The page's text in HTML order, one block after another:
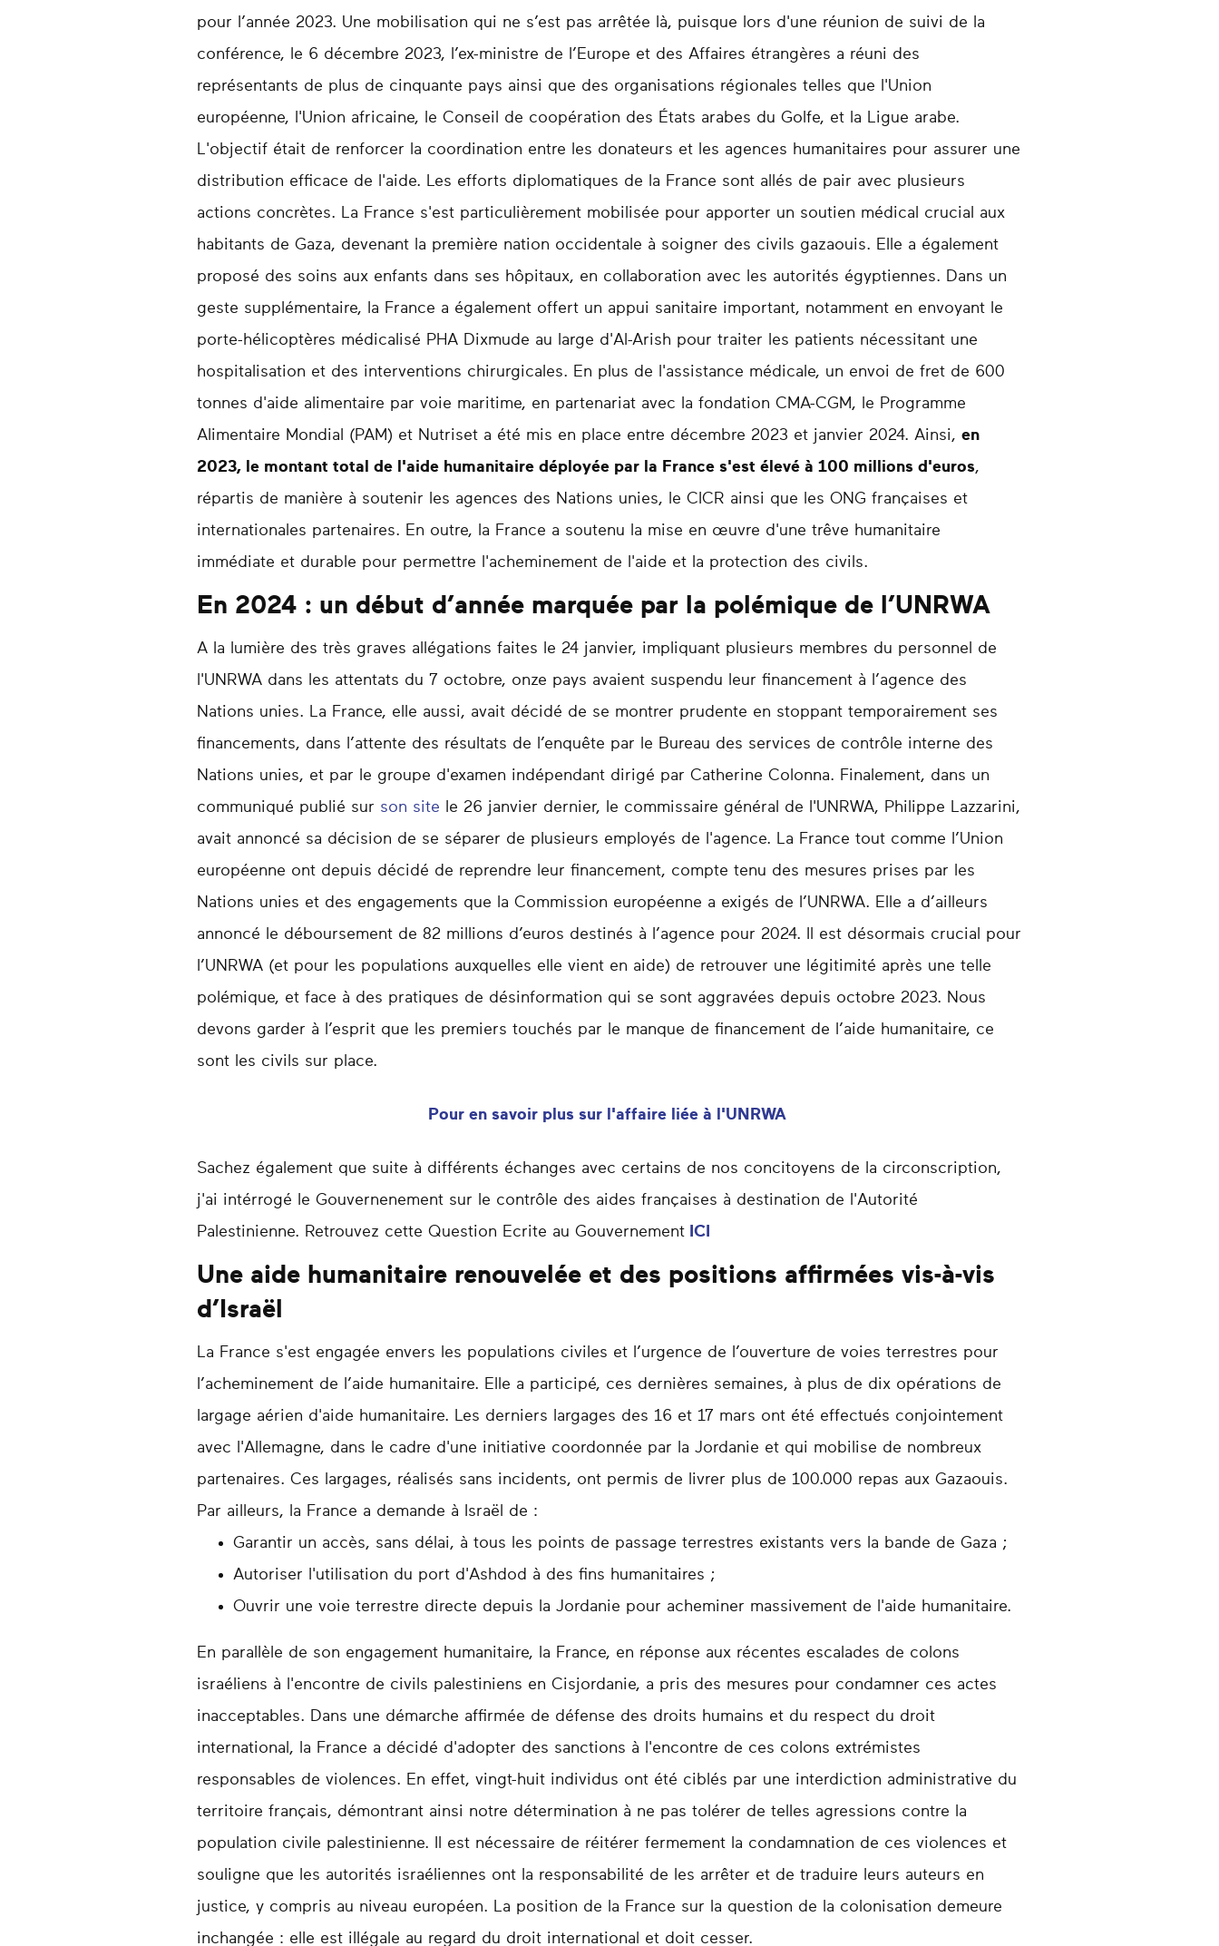
pour l’année 2023. Une mobilisation qui ne s’est pas arrêtée là, puisque lors d'une réunion de suivi de la
conférence, le 6 décembre 2023, l’ex-ministre de l’Europe et des Affaires étrangères a réuni des
représentants de plus de cinquante pays ainsi que des organisations régionales telles que l'Union
européenne, l'Union africaine, le Conseil de coopération des États arabes du Golfe, et la Ligue arabe.
L'objectif était de renforcer la coordination entre les donateurs et les agences humanitaires pour assurer une
distribution efficace de l'aide. Les efforts diplomatiques de la France sont allés de pair avec plusieurs
actions concrètes. La France s'est particulièrement mobilisée pour apporter un soutien médical crucial aux
habitants de Gaza, devenant la première nation occidentale à soigner des civils gazaouis. Elle a également
proposé des soins aux enfants dans ses hôpitaux, en collaboration avec les autorités égyptiennes. Dans un
geste supplémentaire, la France a également offert un appui sanitaire important, notamment en envoyant le
porte-hélicoptères médicalisé PHA Dixmude au large d'Al-Arish pour traiter les patients nécessitant une
hospitalisation et des interventions chirurgicales. En plus de l'assistance médicale, un envoi de fret de 600
tonnes d'aide alimentaire par voie maritime, en partenariat avec la fondation CMA-CGM, le Programme
Alimentaire Mondial (PAM) et Nutriset a été mis en place entre décembre 2023 et janvier 2024. Ainsi, en
2023, le montant total de l'aide humanitaire déployée par la France s'est élevé à 100 millions d'euros,
répartis de manière à soutenir les agences des Nations unies, le CICR ainsi que les ONG françaises et
internationales partenaires. En outre, la France a soutenu la mise en œuvre d'une trêve humanitaire
immédiate et durable pour permettre l'acheminement de l'aide et la protection des civils.
En 2024 : un début d’année marquée par la polémique de l’UNRWA
A la lumière des très graves allégations faites le 24 janvier, impliquant plusieurs membres du personnel de
l'UNRWA dans les attentats du 7 octobre, onze pays avaient suspendu leur financement à l’agence des
Nations unies. La France, elle aussi, avait décidé de se montrer prudente en stoppant temporairement ses
financements, dans l’attente des résultats de l’enquête par le Bureau des services de contrôle interne des
Nations unies, et par le groupe d'examen indépendant dirigé par Catherine Colonna. Finalement, dans un
communiqué publié sur son site le 26 janvier dernier, le commissaire général de l'UNRWA, Philippe Lazzarini,
avait annoncé sa décision de se séparer de plusieurs employés de l'agence. La France tout comme l’Union
européenne ont depuis décidé de reprendre leur financement, compte tenu des mesures prises par les
Nations unies et des engagements que la Commission européenne a exigés de l’UNRWA. Elle a d’ailleurs
annoncé le déboursement de 82 millions d’euros destinés à l’agence pour 2024. Il est désormais crucial pour
l’UNRWA (et pour les populations auxquelles elle vient en aide) de retrouver une légitimité après une telle
polémique, et face à des pratiques de désinformation qui se sont aggravées depuis octobre 2023. Nous
devons garder à l’esprit que les premiers touchés par le manque de financement de l’aide humanitaire, ce
sont les civils sur place.
Pour en savoir plus sur l'affaire liée à l'UNRWA
Sachez également que suite à différents échanges avec certains de nos concitoyens de la circonscription,
j'ai intérrogé le Gouvernenement sur le contrôle des aides françaises à destination de l'Autorité
Palestinienne. Retrouvez cette Question Ecrite au Gouvernement ICI
Une aide humanitaire renouvelée et des positions affirmées vis-à-vis
d’Israël
La France s'est engagée envers les populations civiles et l’urgence de l’ouverture de voies terrestres pour
l’acheminement de l’aide humanitaire. Elle a participé, ces dernières semaines, à plus de dix opérations de
largage aérien d'aide humanitaire. Les derniers largages des 16 et 17 mars ont été effectués conjointement
avec l'Allemagne, dans le cadre d'une initiative coordonnée par la Jordanie et qui mobilise de nombreux
partenaires. Ces largages, réalisés sans incidents, ont permis de livrer plus de 100.000 repas aux Gazaouis.
Par ailleurs, la France a demande à Israël de :
Garantir un accès, sans délai, à tous les points de passage terrestres existants vers la bande de Gaza ;
Autoriser l'utilisation du port d'Ashdod à des fins humanitaires ;
Ouvrir une voie terrestre directe depuis la Jordanie pour acheminer massivement de l'aide humanitaire.
En parallèle de son engagement humanitaire, la France, en réponse aux récentes escalades de colons
israéliens à l'encontre de civils palestiniens en Cisjordanie, a pris des mesures pour condamner ces actes
inacceptables. Dans une démarche affirmée de défense des droits humains et du respect du droit
international, la France a décidé d'adopter des sanctions à l'encontre de ces colons extrémistes
responsables de violences. En effet, vingt-huit individus ont été ciblés par une interdiction administrative du
territoire français, démontrant ainsi notre détermination à ne pas tolérer de telles agressions contre la
population civile palestinienne. Il est nécessaire de réitérer fermement la condamnation de ces violences et
souligne que les autorités israéliennes ont la responsabilité de les arrêter et de traduire leurs auteurs en
justice, y compris au niveau européen. La position de la France sur la question de la colonisation demeure
inchangée : elle est illégale au regard du droit international et doit cesser.